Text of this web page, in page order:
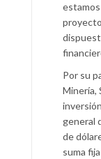
Por su
Minería,
general
de
suma